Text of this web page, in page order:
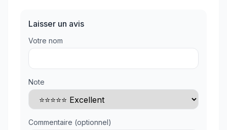
Laisser un avis
Votre nom
Note
Commentaire (optionnel)